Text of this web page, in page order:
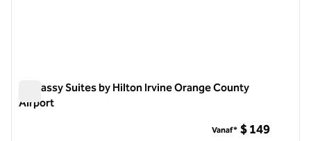
Embassy Suites by Hilton Irvine Orange County
Airport
Vanaf* $ 149